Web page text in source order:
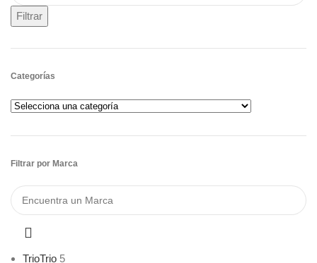
Filtrar
Categorías
Filtrar por Marca
TrioTrio 5